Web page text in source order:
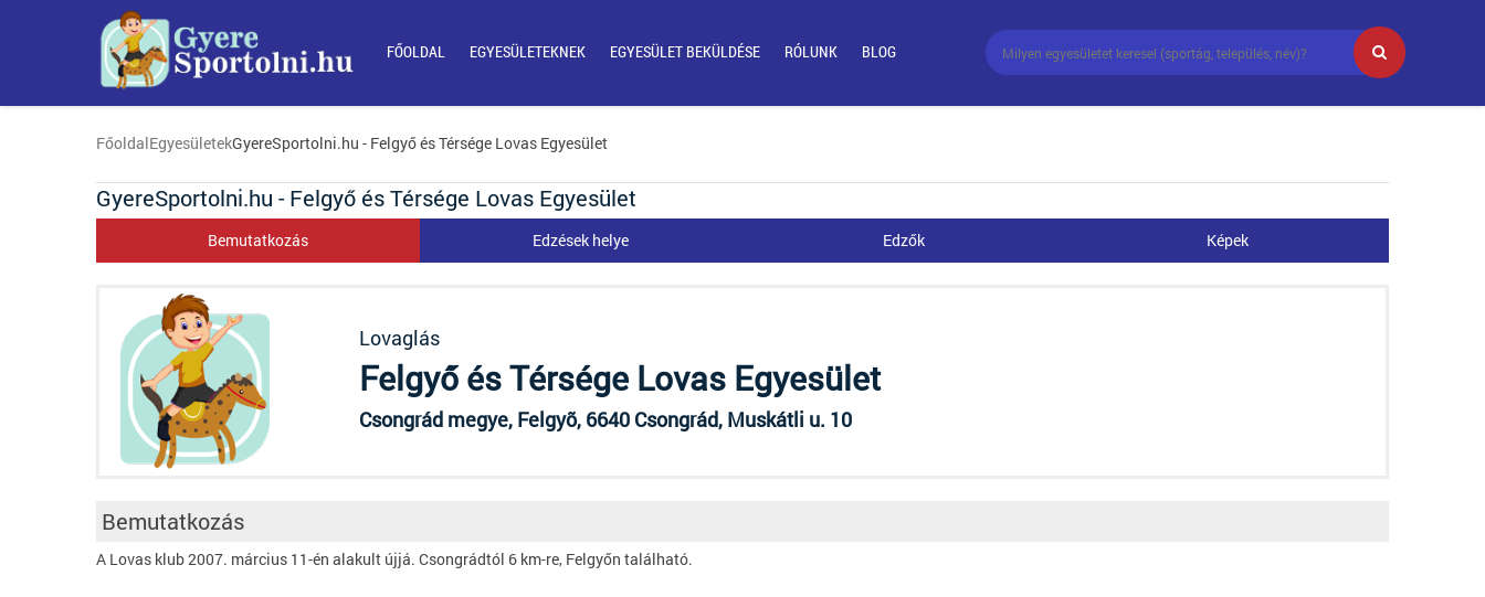
FŐOLDAL EGYESÜLETEKNEK EGYESÜLET BEKÜLDÉSE RÓLUNK BLOG
FőoldalEgyesületekGyereSportolni.hu - Felgyő és Térsége Lovas Egyesület
GyereSportolni.hu - Felgyő és Térsége Lovas Egyesület
Bemutatkozás Edzések helye Edzők Képek
Lovaglás
Felgyő és Térsége Lovas Egyesület
Csongrád megye, Felgyõ, 6640 Csongrád, Muskátli u. 10
Bemutatkozás
A Lovas klub 2007. március 11-én alakult újjá. Csongrádtól 6 km-re, Felgyőn található.